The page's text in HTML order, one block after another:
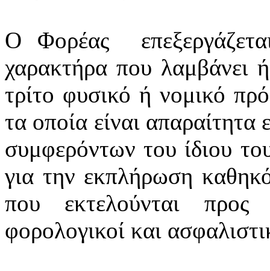
Ο Φορέας
χαρακτήρα που λαμβάνει
τρίτο φυσικό ή νομικό
τα οποία είναι απαραίτητα
συμφερόντων του ίδιου
για την εκπλήρωση
που εκτελούνται
φορολογικοί και